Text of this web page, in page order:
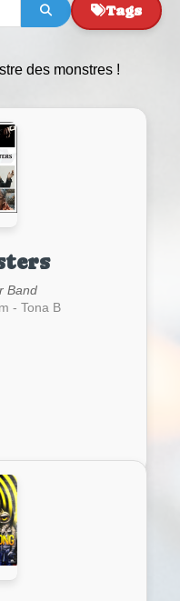
Tags
des monstres !
Band
- Tona B